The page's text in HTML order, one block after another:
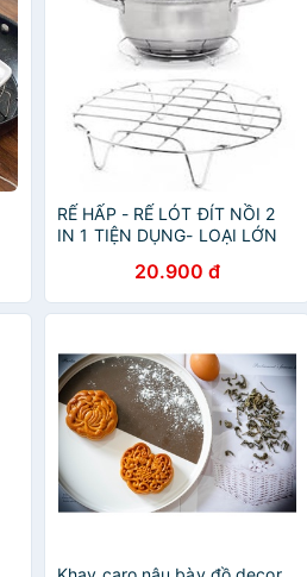
RẾ HẤP - RẾ LÓT ĐÍT NỒI 2
IN 1 TIỆN DỤNG- LOẠI LỚN
20.900 đ